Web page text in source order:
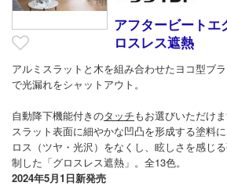
アフタービートエ
ロスレス遮熱
アルミスラットと木を組み合わせたヨコ型ブ
で光漏れをシャットアウト。
自動降下機能付きのタッチもお選びいただけま
スラット表面に細やかな凹凸を形成する塗料
ロス（ツヤ・光沢）をなくし、眩しさを感じ
制した「グロスレス遮熱」。全13色。
2024年5月1日新発売